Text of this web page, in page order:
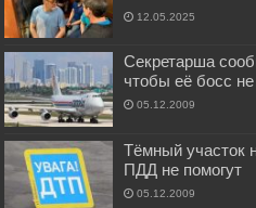
12.05.2025
Секретарша
чтобы её босс
05.12.2009
Тёмный участок
ПДД не помогут
05.12.2009